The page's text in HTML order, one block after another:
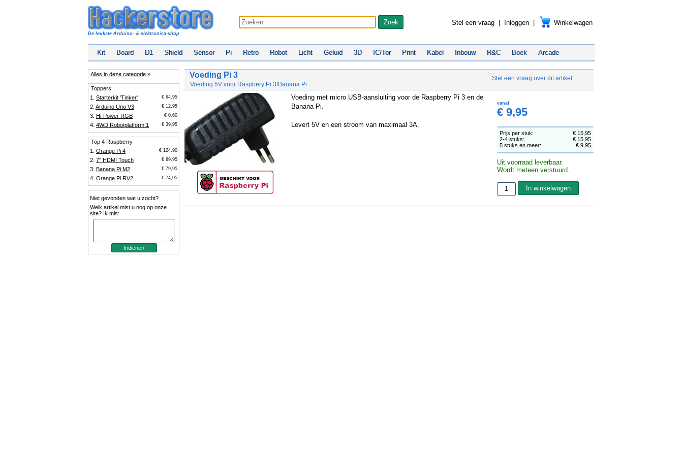
De leukste Arduino- & elektronica-shop
Stel een vraag Inloggen Winkelwagen
Kit Board D1 Shield Sensor Pi Retro Robot Licht Geluid 3D IC/Tor Print Kabel Inbouw R&C Boek Arcade
Alles in deze categorie »
Toppers
1. Starterkit 'Tinker' € 64,95
2. Arduino Uno V3 € 12,95
3. Hi-Power RGB € 0,60
4. 4WD Robotplatform 1 € 39,95
Top 4 Raspberry
1. Orange Pi 4 € 124,90
2. 7'' HDMI Touch € 89,95
3. Banana Pi M2 € 79,95
4. Orange Pi RV2 € 74,95
Niet gevonden wat u zocht?
Welk artikel mist u nog op onze
site? Ik mis:
Voeding Pi 3
Voeding 5V voor Raspbery Pi 3/Banana Pi
Stel een vraag over dit artikel
Voeding met micro USB-aansluiting voor de Raspberry Pi 3 en de
Banana Pi.
Levert 5V en een stroom van maximaal 3A.
vanaf
€ 9,95
Prijs per stuk:
€ 15,95
2-4 stuks:
€ 15,95
5 stuks en meer:
€ 9,95
Uit voorraad leverbaar.
Wordt meteen verstuurd.